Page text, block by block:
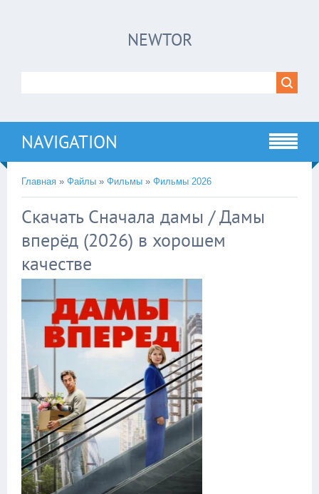
NEWTOR
NAVIGATION
Главная » Файлы » Фильмы » Фильмы 2026
Скачать Сначала дамы / Дамы
вперёд (2026) в хорошем
качестве
!!!Если Вы с телефона сперва нажмите на